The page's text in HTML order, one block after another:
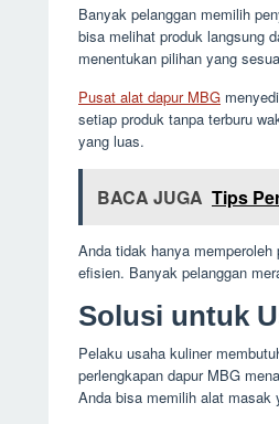
Banyak pelanggan memilih
bisa melihat produk langsung
menentukan pilihan yang
Pusat alat dapur MBG
setiap produk tanpa terburu
yang luas.
BACA JUGA Tips
Anda tidak hanya
efisien. Banyak pelanggan
Solusi untuk
Pelaku usaha kuliner
perlengkapan dapur MBG
Anda bisa memilih alat masak